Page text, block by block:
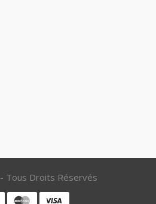
- Tous Droits Réservés